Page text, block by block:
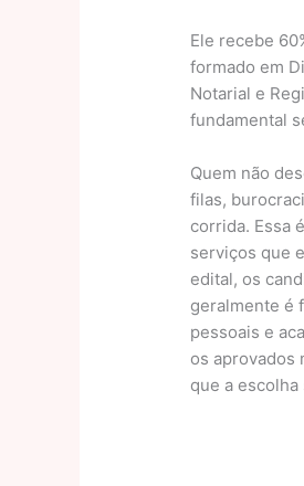
Ele recebe
formado em
Notarial e
fundamental
Quem não
filas,
corrida. Essa
serviços que
edital, os
geralmente é
pessoais e
os aprovados
que a